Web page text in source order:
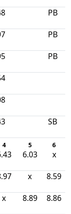
PB
PB
PB
SB
4 5 6
6.03 x
x 8.59
x 8.89 8.86